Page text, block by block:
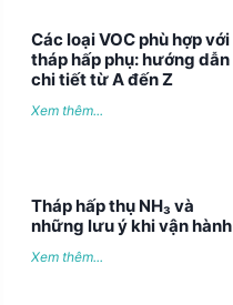
Các loại VOC phù hợp với
tháp hấp phụ: hướng dẫn
chi tiết từ A đến Z
Xem thêm...
Tháp hấp thụ NH₃ và
những lưu ý khi vận hành
Xem thêm...